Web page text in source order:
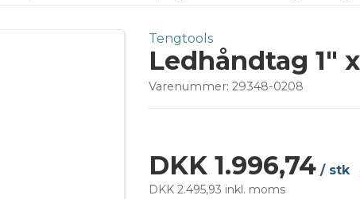
Tengtools
Ledhåndtag 1"
Varenummer: 29348-0208
DKK 1.996,74 / stk
DKK 2.495,93 inkl. moms